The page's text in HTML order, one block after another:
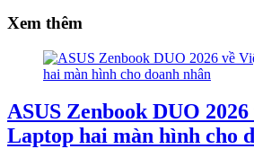
Xem thêm
ASUS Zenbook DUO
Laptop hai màn hình cho